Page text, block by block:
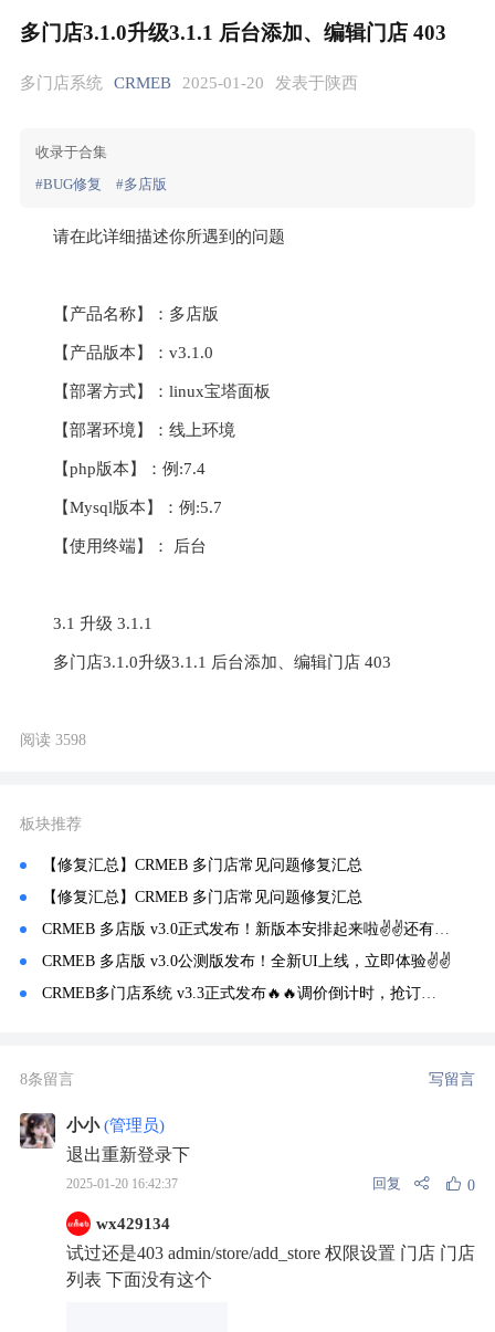
多门店3.1.0升级3.1.1 后台添加、编辑门店 403
多门店系统 CRMEB 2025-01-20 发表于陕西
收录于合集
#BUG修复
#多店版
请在此详细描述你所遇到的问题
【产品名称】：多店版
【产品版本】：v3.1.0
【部署方式】：linux宝塔面板
【部署环境】：线上环境
【php版本】：例:7.4
【Mysql版本】：例:5.7
【使用终端】： 后台
3.1 升级 3.1.1
多门店3.1.0升级3.1.1 后台添加、编辑门店 403
阅读 3598
板块推荐
【修复汇总】CRMEB 多门店常见问题修复汇总
【修复汇总】CRMEB 多门店常见问题修复汇总
CRMEB 多店版 v3.0正式发布！新版本安排起来啦✌✌还有 v3.1更新预告哦！
CRMEB 多店版 v3.0公测版发布！全新UI上线，立即体验✌✌
CRMEB多门店系统 v3.3正式发布🔥🔥调价倒计时，抢订进行中~
8条留言 写留言
小小 (管理员)
退出重新登录下
2025-01-20 16:42:37 回复 0
wx429134
试过还是403 admin/store/add_store 权限设置 门店 门店
列表 下面没有这个